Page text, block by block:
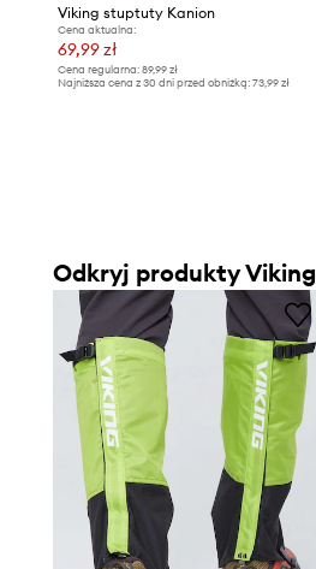
Viking stuptuty Kanion
Cena aktualna:
69,99 zł
Cena regularna: 89,99 zł
Najniższa cena z 30 dni przed obniżką: 73,99 zł
Odkryj produkty Viking